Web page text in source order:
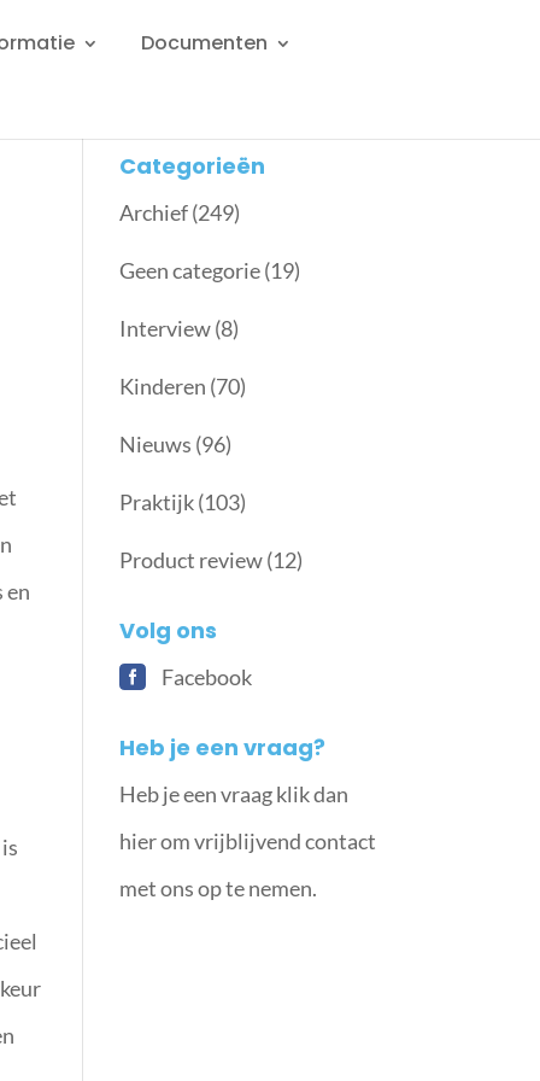
Documenten
en
Categorieën
Archief(249)
Geen categorie(19)
Interview(8)
Kinderen (70)
Nieuws (96)
Praktijk(103)
Product review(12)
Volg ons
Facebook
Heb je een vraag?
Heb je een vraag klik dan
hier om vrijblijvend contact
met ons op te nemen.